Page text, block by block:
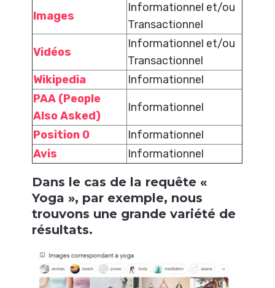
Images
Informationnel et/ou
Transactionnel
Vidéos
Informationnel et/ou
Transactionnel
Wikipedia
Informationnel
PAA (People
Also Asked)
Informationnel
Position 0
Informationnel
Avis
Informationnel
Dans le cas de la requête «
Yoga », par exemple, nous
trouvons une grande variété de
résultats.